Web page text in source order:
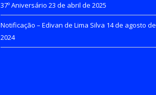
37º Aniversário 23 de abril de 2025
Notificação – Edivan de Lima Silva 14 de agosto de
2024